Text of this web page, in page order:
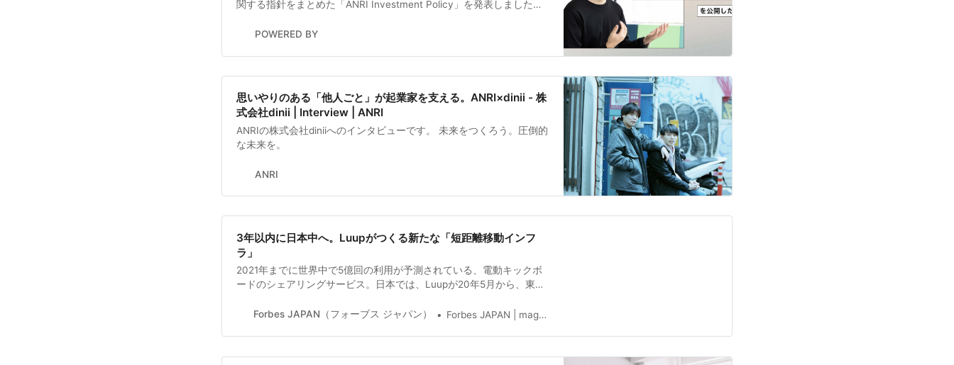
関する指針をまとめた「ANRI Investment Policy」を発表しました。
ュベーションオフィス「CIRCLE by ANRI」について、ANRIのキャピ
POWERED BY
思いやりのある「他人ごと」が起業家を支える。ANRI×dinii - 株
式会社dinii | Interview | ANRI
ANRIの株式会社diniiへのインタビューです。 未来をつくろう。圧倒的
な未来を。
ANRI
3年以内に日本中へ。Luupがつくる新たな「短距離移動インフ
ラ」
2021年までに世界中で5億回の利用が予測されている、電動キックボ
ードのシェアリングサービス。日本では、Luupが20年5月から、東京
部で、電動アシスト自転車のシェアリングサービ
Forbes JAPAN（フォーブス ジャパン） Forbes JAPAN | magazine